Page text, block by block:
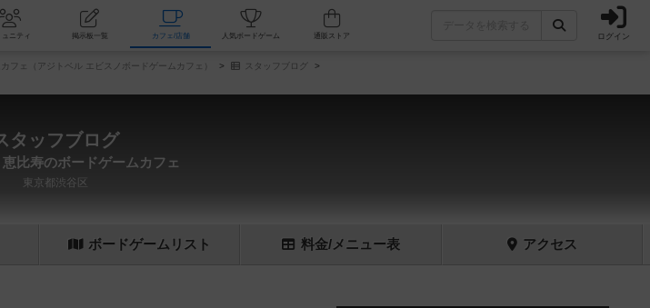
会 コミュニティ 掲示板一覧 カフェ/店舗 人気ボードゲーム ログイン
フェ（アジトベル エビスノボードゲームカフェ）
スタッフブログ
タッフブログ
比寿のボードゲームカフェ
東京都渋谷区
ボードゲーム リスト 料金/メニュー表 アクセス